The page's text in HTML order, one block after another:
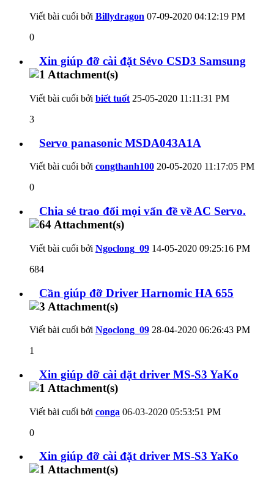
Viết bài cuối bởi Billydragon 07-09-2020 04:12:19 PM
0
Xin giúp đỡ cài đặt Sẻvo CSD3 Samsung
Viết bài cuối bởi biết tuốt 25-05-2020 11:11:31 PM
3
Servo panasonic MSDA043A1A
Viết bài cuối bởi congthanh100 20-05-2020 11:17:05 PM
0
Chia sẻ trao đổi mọi vấn đề về AC Servo.
Viết bài cuối bởi Ngoclong_09 14-05-2020 09:25:16 PM
684
Cần giúp đỡ Driver Harnomic HA 655
Viết bài cuối bởi Ngoclong_09 28-04-2020 06:26:43 PM
1
Xin giúp đỡ cài đặt driver MS-S3 YaKo
Viết bài cuối bởi conga 06-03-2020 05:53:51 PM
0
Xin giúp đỡ cài đặt driver MS-S3 YaKo